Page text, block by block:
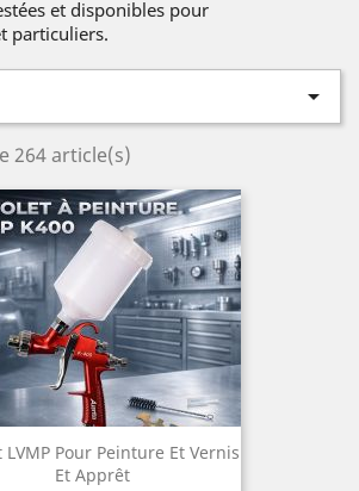
et disponibles pour
particuliers.

264 article(s)
LVMP Pour Peinture Et Vernis
Et Apprêt